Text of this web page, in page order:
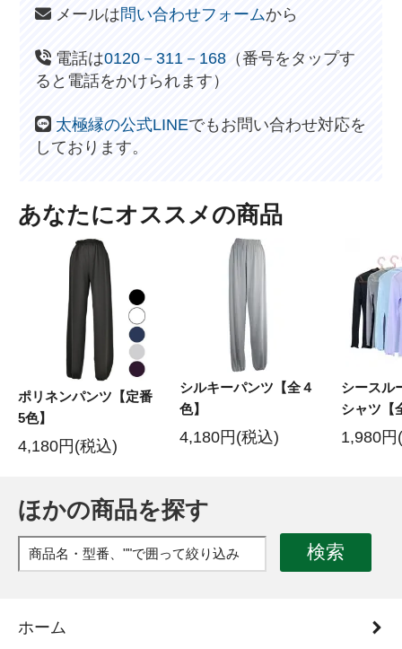
メールは問い合わせフォームから
電話は0120－311－168 （番号をタップす
ると電話をかけられます）
太極縁の公式LINEでもお問い合わせ対応を
しております。
あなたにオススメの商品
ポリネンパンツ【定番
5色】
4,180円(税込)
シルキーパンツ【全４
色】
4,180円(税込)
シースル
シャツ【
1,980円
ほかの商品を探す
検索
ホーム